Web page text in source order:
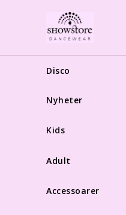
Disco
Nyheter
Kids
Adult
Accessoarer